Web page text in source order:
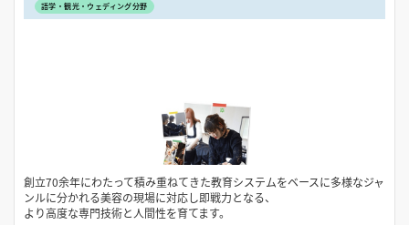
語学・観光・ウェディング分野
創立70余年にわたって積み重ねてきた教育システムをベースに多様なジャ
ンルに分かれる美容の現場に対応し即戦力となる、
より高度な専門技術と人間性を育てます。